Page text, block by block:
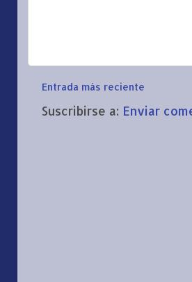
Entrada más reciente
Suscribirse a: Enviar